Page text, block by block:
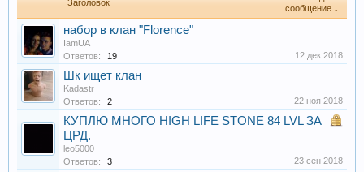
Заголовок
сообщение ↓
набор в клан "Florence"
IamUA
Ответов:
19 12 дек 2018
Шк ищет клан
Kadastr
Ответов:
2 22 ноя 2018
КУПЛЮ МНОГО HIGH LIFE STONE 84 LVL ЗА
ЦРД.
leo5000
Ответов:
3 23 сен 2018